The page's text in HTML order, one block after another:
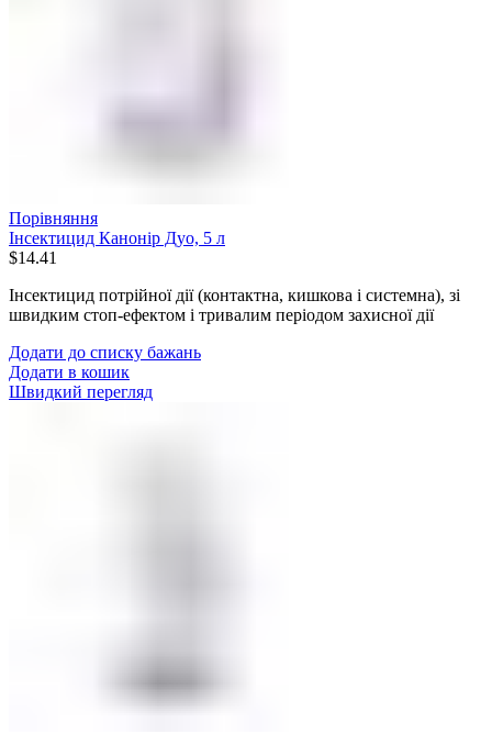
Порівняння
Інсектицид Канонір Дуо, 5 л
$14.41
Інсектицид потрійної дії (контактна, кишкова і системна), зі
швидким стоп-ефектом і тривалим періодом захисної дії
Додати до списку бажань
Додати в кошик
Швидкий перегляд